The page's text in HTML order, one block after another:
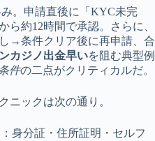
。申請直後に「KYC未完
約12時間で承認。さらに、
→条件クリア後に再申請、合
カジノ出金早いを阻む典型例
件の二点がクリティカルだ。
ニックは次の通り。
身分証・住所証明・セルフ